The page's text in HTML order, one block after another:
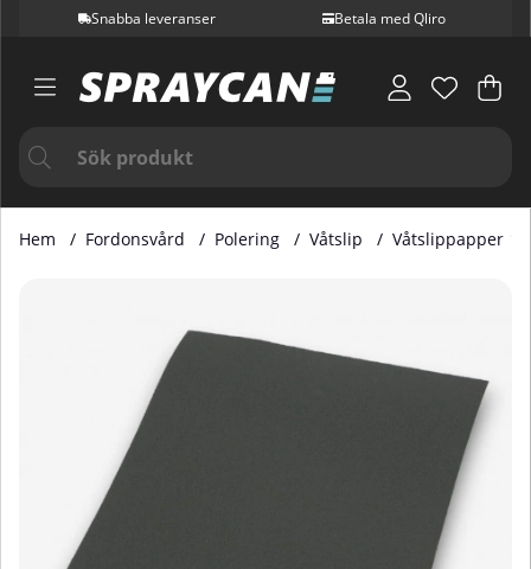
Snabba leveranser Betala med Qliro
.
Hem Fordonsvård Polering Våtslip Våtslippapper